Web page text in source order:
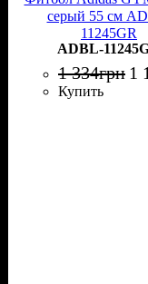
серый 55 см
11245GR
ADBL-
1 334грн 1
Купить